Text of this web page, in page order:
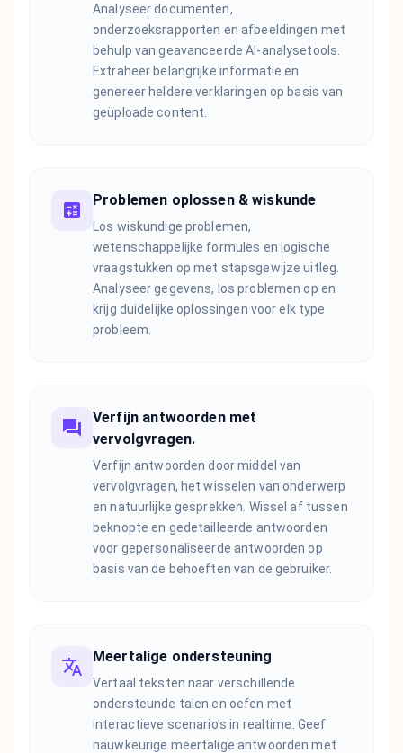
Analyseer documenten,
onderzoeksrapporten en afbeeldingen met
behulp van geavanceerde AI-analysetools.
Extraheer belangrijke informatie en
genereer heldere verklaringen op basis van
geüploade content.
Problemen oplossen & wiskunde
Los wiskundige problemen,
wetenschappelijke formules en logische
vraagstukken op met stapsgewijze uitleg.
Analyseer gegevens, los problemen op en
krijg duidelijke oplossingen voor elk type
probleem.
Verfijn antwoorden met
vervolgvragen.
Verfijn antwoorden door middel van
vervolgvragen, het wisselen van onderwerp
en natuurlijke gesprekken. Wissel af tussen
beknopte en gedetailleerde antwoorden
voor gepersonaliseerde antwoorden op
basis van de behoeften van de gebruiker.
Meertalige ondersteuning
Vertaal teksten naar verschillende
ondersteunde talen en oefen met
interactieve scenario's in realtime. Geef
nauwkeurige meertalige antwoorden met